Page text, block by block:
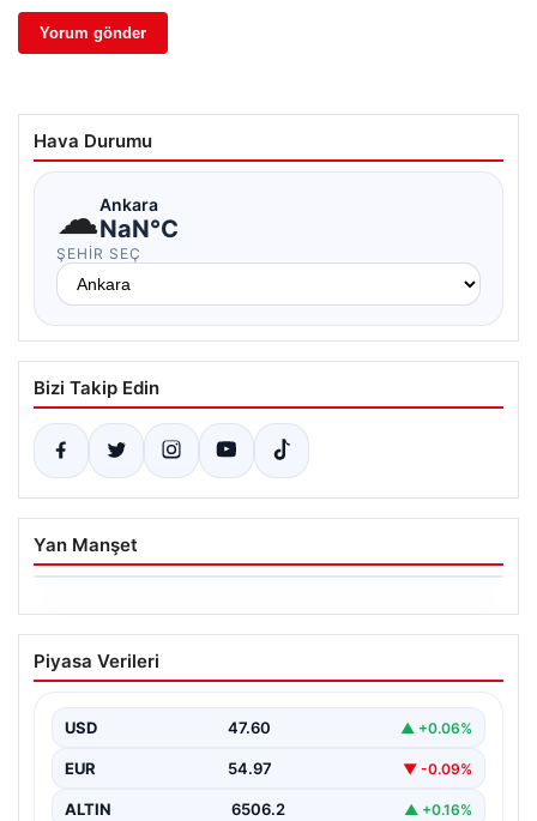
Hava Durumu
☁Ankara
NaN°C
ŞEHIR SEÇ
Bizi Takip Edin
Yan Manşet
06.08.2026
Ertuğrul Özkök’ün Hakaret İddialarına
İfade Verme Süreci
Cumhurbaşkanına hakaret iddialarıyla yürütülen
soruşturma kapsamında İstanbul Adalet…
Piyasa Verileri
USD 47.60 ▲ +0.06%
EUR 54.97 ▼ -0.09%
ALTIN 6506.2 ▲ +0.16%